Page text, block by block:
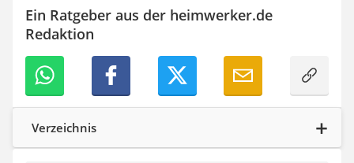
Akku-Vertikutierer
Koifutter
Kassettenmarkise
Bosch-Heckenschere
Stihl-Laubbläser
Minidumper
Auffahrrampe
Ein Ratgeber aus der heimwerker.de
Redaktion
Verzeichnis